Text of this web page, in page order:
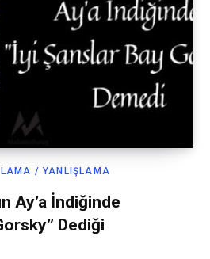
/ YANLIŞLAMA
Ay’a İndiğinde
Dediği